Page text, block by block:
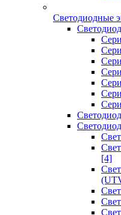
Светодиодные
[4]